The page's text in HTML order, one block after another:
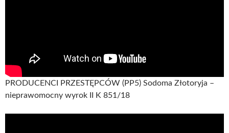
PRODUCENCI PRZESTĘPCÓW (PP5) Sodoma Złotoryja –
nieprawomocny wyrok II K 851/18